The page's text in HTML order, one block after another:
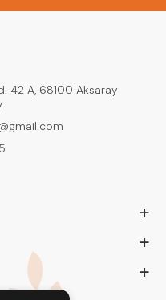
42 A, 68100 Aksaray
+
+
+